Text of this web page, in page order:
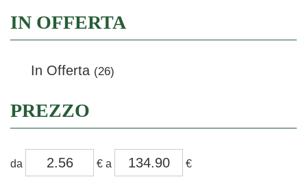
IN OFFERTA
In Offerta (26)
PREZZO
da
da €
a
a €